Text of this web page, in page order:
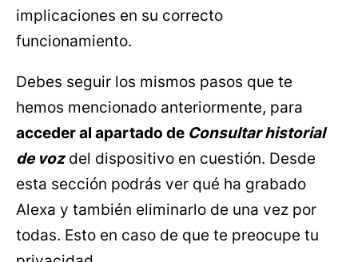
implicaciones en su correcto
funcionamiento.
Debes seguir los mismos pasos que te
hemos mencionado anteriormente, para
acceder al apartado de Consultar historial
de vozdel dispositivo en cuestión. Desde
esta sección podrás ver qué ha grabado
Alexa y también eliminarlo de una vez por
todas. Esto en caso de que te preocupe tu